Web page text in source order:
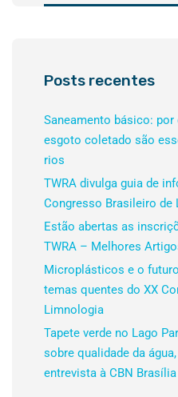
Posts recentes
Saneamento básico: por
esgoto coletado são
rios
TWRA divulga guia de
Congresso Brasileiro de
Estão abertas as
TWRA – Melhores
Microplásticos e o
temas quentes do XX
Limnologia
Tapete verde no Lago
sobre qualidade da
entrevista à CBN Brasília